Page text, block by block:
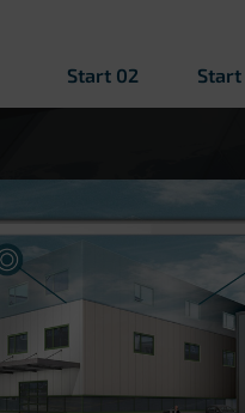
Start 02 Start